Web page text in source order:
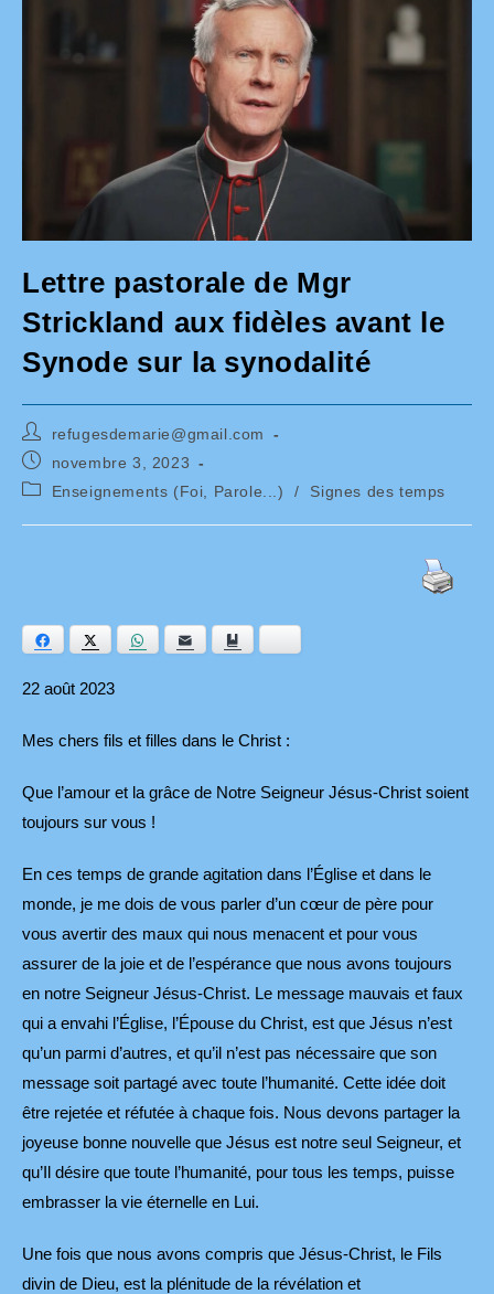
Lettre pastorale de Mgr
Strickland aux fidèles avant le
Synode sur la synodalité
Auteur/autrice
de
la
publication :
refugesdemarie@gmail.com
Publication
publiée :
novembre 3, 2023
PostEnseignements (Foi, Parole...) / Signes des temps
Facebook Twitter WhatsAppE-mail
22 août 2023
Mes chers fils et filles dans le Christ :
Que l’amour et la grâce de Notre Seigneur Jésus-Christ soient
toujours sur vous !
En ces temps de grande agitation dans l’Église et dans le
monde, je me dois de vous parler d’un cœur de père pour
vous avertir des maux qui nous menacent et pour vous
assurer de la joie et de l’espérance que nous avons toujours
en notre Seigneur Jésus-Christ. Le message mauvais et faux
qui a envahi l’Église, l’Épouse du Christ, est que Jésus n’est
qu’un parmi d’autres, et qu’il n’est pas nécessaire que son
message soit partagé avec toute l’humanité. Cette idée doit
être rejetée et réfutée à chaque fois. Nous devons partager la
joyeuse bonne nouvelle que Jésus est notre seul Seigneur, et
qu’Il désire que toute l’humanité, pour tous les temps, puisse
embrasser la vie éternelle en Lui.
Une fois que nous avons compris que Jésus-Christ, le Fils
divin de Dieu, est la plénitude de la révélation et